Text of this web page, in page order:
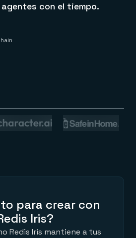
con el tiempo.
para crear con
Iris?
Redis Iris mantiene a tus